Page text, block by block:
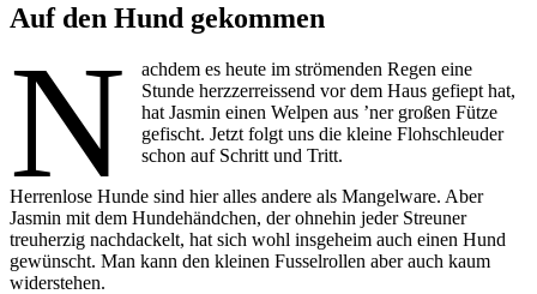
Auf den Hund gekommen
N
achdem es heute im strömenden Regen eine
Stunde herzzerreissend vor dem Haus gefiept hat,
hat Jasmin einen Welpen aus ’ner großen Fütze
gefischt. Jetzt folgt uns die kleine Flohschleuder
schon auf Schritt und Tritt.
Herrenlose Hunde sind hier alles andere als Mangelware. Aber
Jasmin mit dem Hundehändchen, der ohnehin jeder Streuner
treuherzig nachdackelt, hat sich wohl insgeheim auch einen Hund
gewünscht. Man kann den kleinen Fusselrollen aber auch kaum
widerstehen.